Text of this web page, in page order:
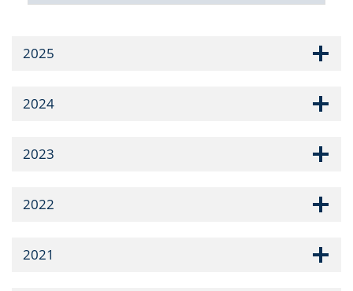
2025
2024
2023
2022
2021